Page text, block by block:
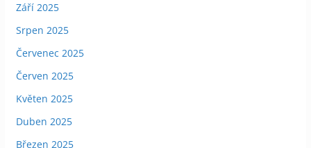
Září 2025
Srpen 2025
Červenec 2025
Červen 2025
Květen 2025
Duben 2025
Březen 2025